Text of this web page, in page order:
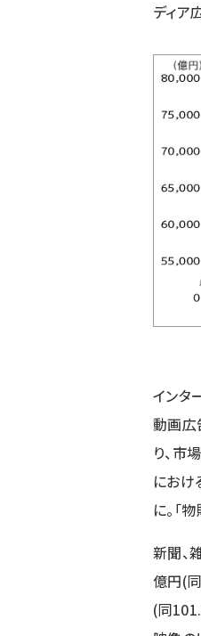
ディア
インタ
動画広
り、市
におけ
に。「
新聞、
億円(
(同